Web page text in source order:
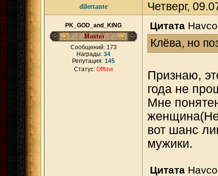
dilettante Четверг,
PK_GOD_and_KING
Сообщений: 173
Награды: 34
Репутация: 145
Статус: Offline
Цитата
Клёва, но
Признаю,
года не
Мне
вот шанс
мужики.
Цитата